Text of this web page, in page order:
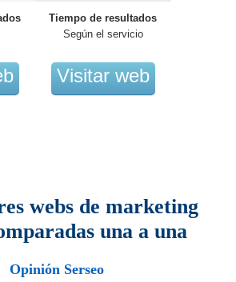
Tiempo de resultados
Según el servicio
Visitar web
webs de marketing
una a una
Opinión Serseo